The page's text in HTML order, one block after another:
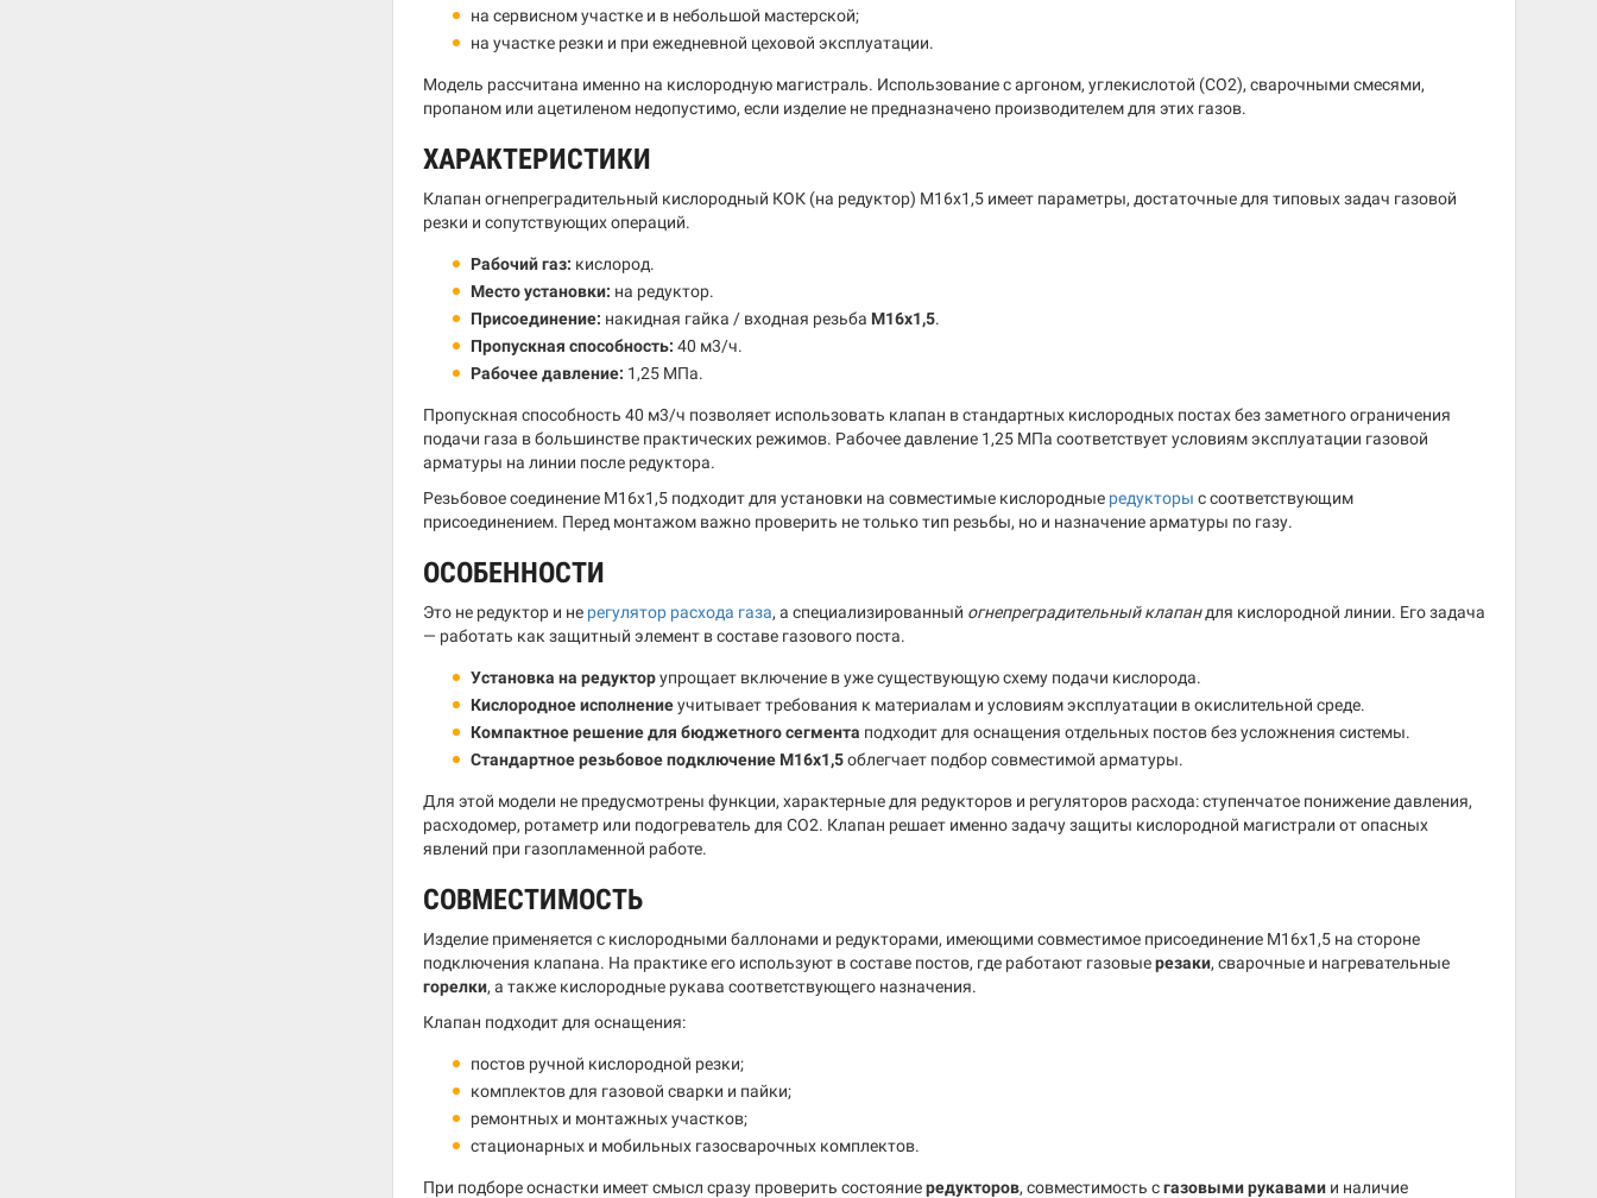
на сервисном участке и в небольшой мастерской;
на участке резки и при ежедневной цеховой эксплуатации.
Модель рассчитана именно на кислородную магистраль. Использование с аргоном, углекислотой (CO2), сварочными смесями,
пропаном или ацетиленом недопустимо, если изделие не предназначено производителем для этих газов.
ХАРАКТЕРИСТИКИ
Клапан огнепреградительный кислородный КОК (на редуктор) М16х1,5 имеет параметры, достаточные для типовых задач газовой
резки и сопутствующих операций.
Рабочий газ: кислород.
Место установки: на редуктор.
Присоединение: накидная гайка / входная резьба М16х1,5.
Пропускная способность: 40 м3/ч.
Рабочее давление: 1,25 МПа.
Пропускная способность 40 м3/ч позволяет использовать клапан в стандартных кислородных постах без заметного ограничения
подачи газа в большинстве практических режимов. Рабочее давление 1,25 МПа соответствует условиям эксплуатации газовой
арматуры на линии после редуктора.
Резьбовое соединение М16х1,5 подходит для установки на совместимые кислородные редукторы с соответствующим
присоединением. Перед монтажом важно проверить не только тип резьбы, но и назначение арматуры по газу.
ОСОБЕННОСТИ
Это не редуктор и не регулятор расхода газа, а специализированный огнепреградительный клапандля кислородной линии. Его задача
— работать как защитный элемент в составе газового поста.
Установка на редукторупрощает включение в уже существующую схему подачи кислорода.
Кислородное исполнениеучитывает требования к материалам и условиям эксплуатации в окислительной среде.
Компактное решение для бюджетного сегмента подходит для оснащения отдельных постов без усложнения системы.
Стандартное резьбовое подключение М16х1,5облегчает подбор совместимой арматуры.
Для этой модели не предусмотрены функции, характерные для редукторов и регуляторов расхода: ступенчатое понижение давления,
расходомер, ротаметр или подогреватель для CO2. Клапан решает именно задачу защиты кислородной магистрали от опасных
явлений при газопламенной работе.
СОВМЕСТИМОСТЬ
Изделие применяется с кислородными баллонами и редукторами, имеющими совместимое присоединение М16х1,5 на стороне
подключения клапана. На практике его используют в составе постов, где работают газовыерезаки, сварочные и нагревательные
горелки, а также кислородные рукава соответствующего назначения.
Клапан подходит для оснащения:
постов ручной кислородной резки;
комплектов для газовой сварки и пайки;
ремонтных и монтажных участков;
стационарных и мобильных газосварочных комплектов.
При подборе оснастки имеет смысл сразу проверить состояниередукторов, совместимость сгазовыми рукавами и наличие